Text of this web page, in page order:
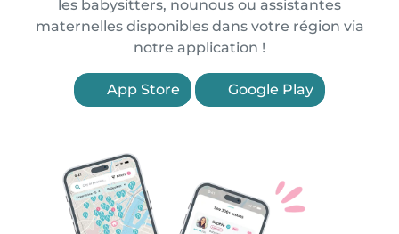
les babysitters, nounous ou assistantes
maternelles disponibles dans votre région via
notre application !
App Store Google Play